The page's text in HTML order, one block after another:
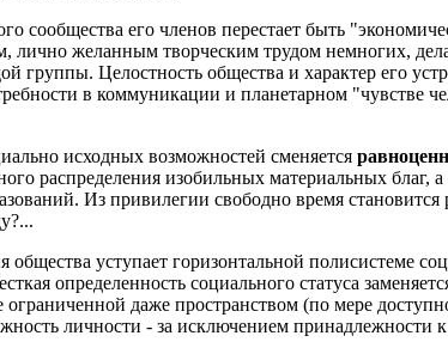
сообщества его членов перестает быть
лично желанным творческим трудом немногих,
группы. Целостность общества и характер его
в коммуникации и планетарном "чувстве
исходных возможностей сменяется
распределения изобильных материальных
Из привилегии свободно время
общества уступает горизонтальной полисистеме
определенность социального статуса
даже пространством (по мере
личности - за исключением принадлежности